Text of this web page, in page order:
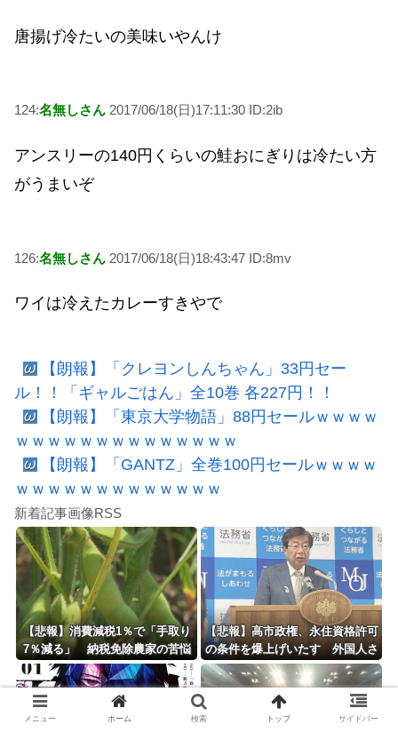
唐揚げ冷たいの美味いやんけ
124:名無しさん 2017/06/18(日)17:11:30 ID:2ib
アンスリーの140円くらいの鮭おにぎりは冷たい方
がうまいぞ
126:名無しさん 2017/06/18(日)18:43:47 ID:8mv
ワイは冷えたカレーすきやで
【朗報】「クレヨンしんちゃん」33円セー
ル！！「ギャルごはん」全10巻 各227円！！
【朗報】「東京大学物語」88円セールｗｗｗｗ
ｗｗｗｗｗｗｗｗｗｗｗｗｗｗ
【朗報】「GANTZ」全巻100円セールｗｗｗｗ
ｗｗｗｗｗｗｗｗｗｗｗｗｗ
新着記事画像RSS
【悲報】消費減税1％で「手取り
7％減る」 納税免除農家の苦悩
「販売価格上げざるを得ない」
【悲報】高市政権、永住資格許可
の条件を爆上げいたす 外国人さ
ん「もう日本ええわ・・」
メニュー ホーム 検索 トップ サイドバー